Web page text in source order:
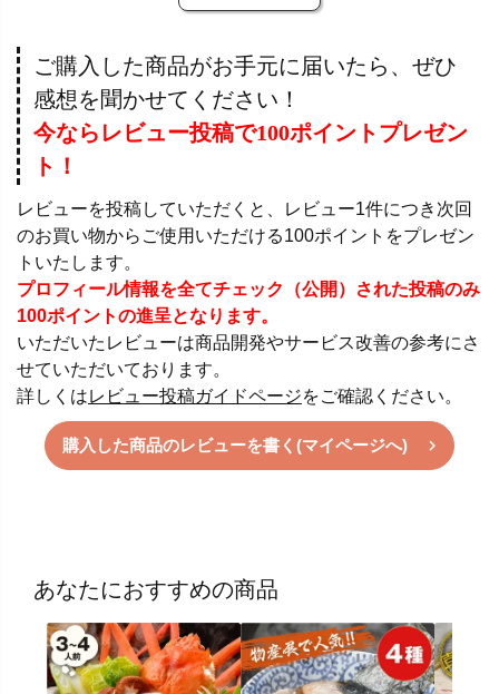
ご購入した商品がお手元に届いたら、ぜひ
感想を聞かせてください！
今ならレビュー投稿で100ポイントプレゼン
ト！
レビューを投稿していただくと、レビュー1件につき次回
のお買い物からご使用いただける100ポイントをプレゼン
トいたします。
プロフィール情報を全てチェック（公開）された投稿のみ
100ポイントの進呈となります。
いただいたレビューは商品開発やサービス改善の参考にさ
せていただいております。
詳しくはレビュー投稿ガイドページをご確認ください。
購入した商品のレビューを書く(マイページへ)
あなたにおすすめの商品